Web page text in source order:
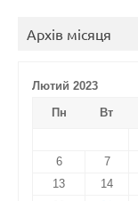
Архів місяця
Лютий 2023
Пн
Вт
6
7
13
14